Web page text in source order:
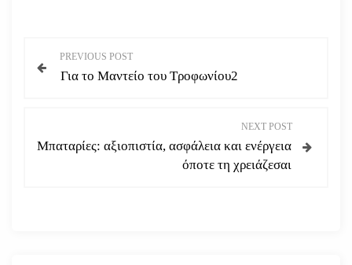
ή
PREVIOUS POST
Για το Μαντείο του Τροφωνίου2
NEXT POST
Μπαταρίες: αξιοπιστία, ασφάλεια και ενέργεια
όποτε τη χρειάζεσαι